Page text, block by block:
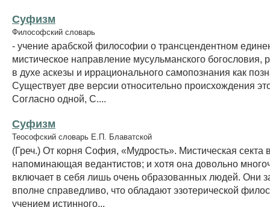
Суфизм
Философский словарь
- учение арабской философии о трансцендентном
мистическое направление мусульманского богословия,
в духе аскезы и иррационального самопознания как
Существует две версии относительно происхождения
Согласно одной, С....
Суфизм
Теософский словарь Е.П. Блаватской
(Греч.) От корня София, «Мудрость». Мистическая секта
напоминающая ведантистов; и хотя она довольно
включает в себя лишь очень образованных людей. Они
вполне справедливо, что обладают эзотерической
учением истинного...